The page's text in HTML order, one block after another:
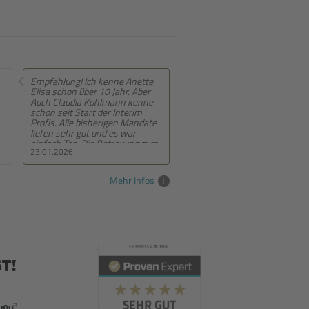
Anette
Aber
kenne
zum
des 22.01.2026
Empfehlung! Sehr persönliche
Beratung, entwickeln sich
ständig weiter
Mehr Infos